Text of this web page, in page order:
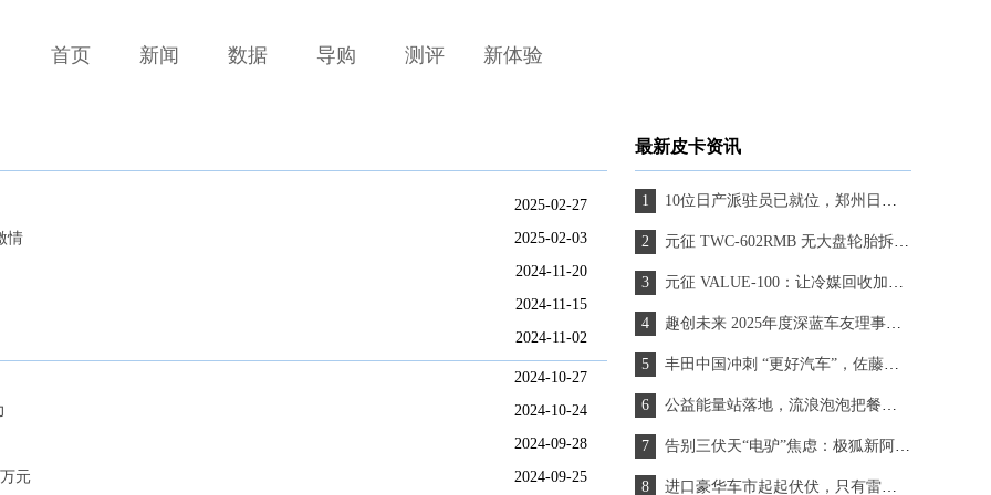
首页 新闻 数据 导购 测评 新体验
2025-02-27
情
2025-02-03
2024-11-20
2024-11-15
2024-11-02
2024-10-27
2024-10-24
2024-09-28
元
2024-09-25
最新皮卡资讯
10位日产派驻员已就位，郑州日产国际化进程换挡提速
元征 TWC-602RMB 无大盘轮胎拆装机：重塑汽修作业的专业标杆
元征 VALUE-100：让冷媒回收加注，高效又省心
趣创未来 2025年度深蓝车友理事大会 开启用户运营新篇章
丰田中国冲刺 “更好汽车”，佐藤恒治锚定 “速度” 与 “信任”
公益能量站落地，流浪泡泡把餐饮温度延伸到城市角落
告别三伏天“电驴”焦虑：极狐新阿尔法T5，你的夏日清凉保镖
进口豪华车市起起伏伏，只有雷克萨斯扛住波动？